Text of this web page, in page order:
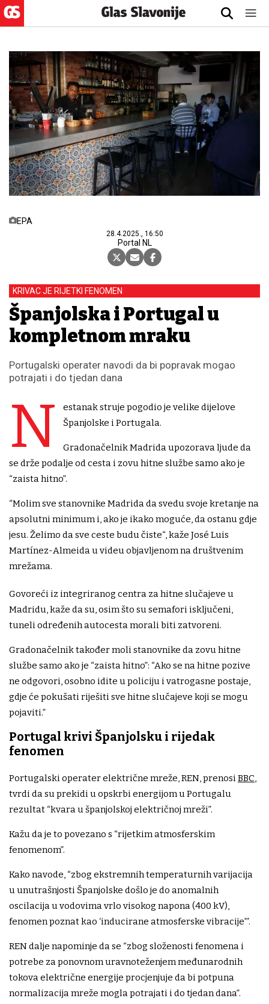
EPA
28.4.2025., 16:50
Portal NL
KRIVAC JE RIJETKI FENOMEN
Španjolska i Portugal u
kompletnom mraku
Portugalski operater navodi da bi popravak mogao
potrajati i do tjedan dana
N
estanak struje pogodio je velike dijelove
Španjolske i Portugala.
Gradonačelnik Madrida upozorava ljude da
se drže podalje od cesta i zovu hitne službe samo ako je
“zaista hitno”.
“Molim sve stanovnike Madrida da svedu svoje kretanje na
apsolutni minimum i, ako je ikako moguće, da ostanu gdje
jesu. Želimo da sve ceste budu čiste“, kaže José Luis
Martínez-Almeida u videu objavljenom na društvenim
mrežama.
Govoreći iz integriranog centra za hitne slučajeve u
Madridu, kaže da su, osim što su semafori isključeni,
tuneli određenih autocesta morali biti zatvoreni.
Gradonačelnik također moli stanovnike da zovu hitne
službe samo ako je “zaista hitno”: “Ako se na hitne pozive
ne odgovori, osobno idite u policiju i vatrogasne postaje,
gdje će pokušati riješiti sve hitne slučajeve koji se mogu
pojaviti.”
Portugal krivi Španjolsku i rijedak
fenomen
Portugalski operater električne mreže, REN, prenosiBBC,
tvrdi da su prekidi u opskrbi energijom u Portugalu
rezultat “kvara u španjolskoj električnoj mreži”.
Kažu da je to povezano s “rijetkim atmosferskim
fenomenom”.
Kako navode, “zbog ekstremnih temperaturnih varijacija
u unutrašnjosti Španjolske došlo je do anomalnih
oscilacija u vodovima vrlo visokog napona (400 kV),
fenomen poznat kao ‘inducirane atmosferske vibracije'”.
REN dalje napominje da se “zbog složenosti fenomena i
potrebe za ponovnom uravnoteženjem međunarodnih
tokova električne energije procjenjuje da bi potpuna
normalizacija mreže mogla potrajati i do tjedan dana”.